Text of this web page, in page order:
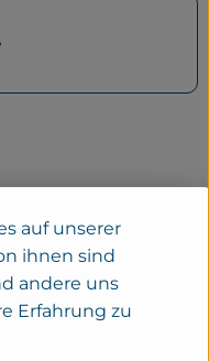
auf unserer
ihnen sind
andere uns
Erfahrung zu